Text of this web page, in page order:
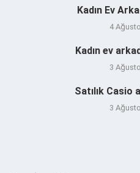
Kadın Ev
4
Kadın ev
3
Satılık Casio
3